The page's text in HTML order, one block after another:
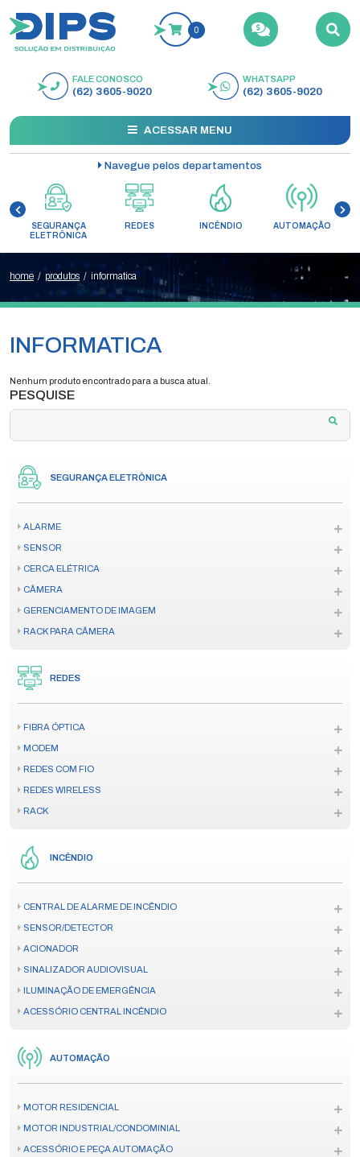
0
BUSCAR
FALE CONOSCO
(62) 3605-9020
WHATSAPP
(62) 3605-9020
ACESSAR MENU
Navegue pelos departamentos
SEGURANÇA
ELETRÔNICA
REDES INCÊNDIO AUTOMAÇÃO
home / produtos / informatica
PESQUISE
SEGURANÇA ELETRÔNICA
ALARME
SENSOR
CERCA ELÉTRICA
CÂMERA
GERENCIAMENTO DE IMAGEM
RACK PARA CÂMERA
REDES
FIBRA ÓPTICA
MODEM
REDES COM FIO
REDES WIRELESS
RACK
INCÊNDIO
CENTRAL DE ALARME DE INCÊNDIO
SENSOR/DETECTOR
ACIONADOR
SINALIZADOR AUDIOVISUAL
ILUMINAÇÃO DE EMERGÊNCIA
ACESSÓRIO CENTRAL INCÊNDIO
AUTOMAÇÃO
MOTOR RESIDENCIAL
MOTOR INDUSTRIAL/CONDOMINIAL
ACESSÓRIO E PEÇA AUTOMAÇÃO
INFORMATICA
Nenhum produto encontrado para a busca atual.